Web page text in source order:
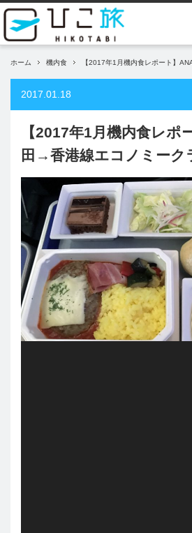
ホーム 機内食 【2017年1月機内食レポート】
2017.01.18
【2017年1月機内食レポ
田→香港線エコノミーク